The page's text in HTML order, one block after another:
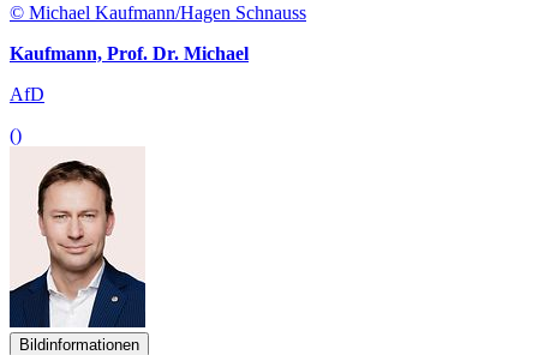
© Michael Kaufmann/Hagen Schnauss
Kaufmann, Prof. Dr. Michael
AfD
()
Bildinformationen